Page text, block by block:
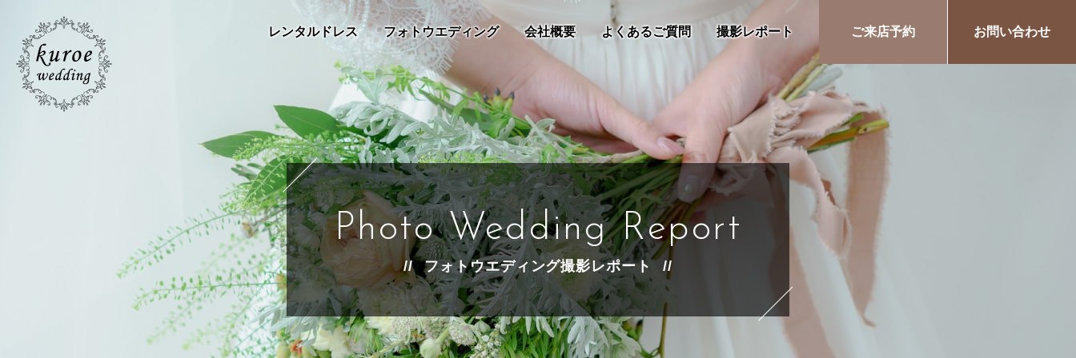
レンタルドレス フォトウエディング 会社概要 よくあるご質問 撮影レポート ご来店予約 お問い合わせ
Photo Wedding Report
フォトウエディング撮影レポート